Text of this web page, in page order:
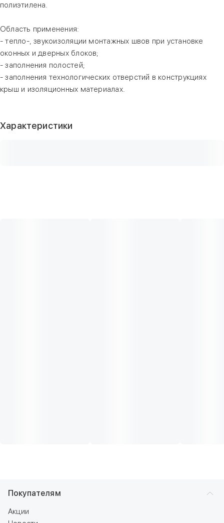
полиэтилена.
Область применения:
- тепло-, звукоизоляции монтажных швов при установке
оконных и дверных блоков;
- заполнения полостей;
- заполнения технологических отверстий в конструкциях
крыш и изоляционных материалах.
Характеристики
Покупателям
Акции